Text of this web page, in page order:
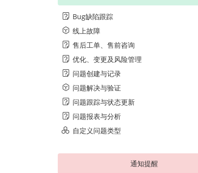
Bug缺陷跟踪
线上故障
售后工单、售前咨询
优化、变更及风险管理
问题创建与记录
问题解决与验证
问题跟踪与状态更新
问题报表与分析
自定义问题类型
通知提醒